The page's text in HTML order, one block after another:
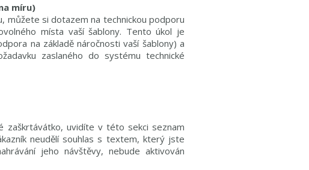
míru)
můžete si dotazem na technickou podporu
místa vaší šablony. Tento úkol je
na základě náročnosti vaší šablony) a
zaslaného do systému technické
zaškrtávátko, uvidíte v této sekci seznam
neudělí souhlas s textem, který jste
jeho návštěvy, nebude aktivován